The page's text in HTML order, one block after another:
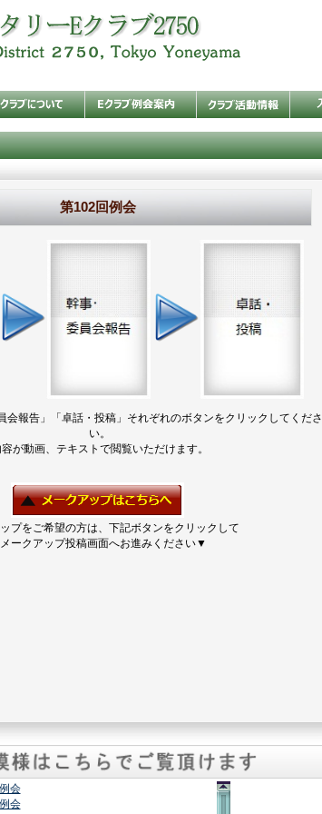
第102回例会
会報告」「卓話・投稿」それぞれのボタンをクリックしてくださ
い。
容が動画、テキストで閲覧いただけます。
プをご希望の方は、下記ボタンをクリックして
ークアップ投稿画面へお進みください▼
会
会